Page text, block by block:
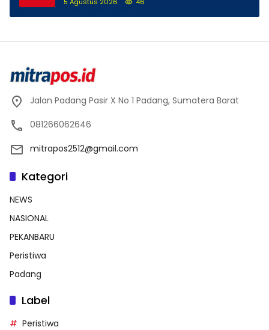
Jalan Padang Pasir X No 1 Padang, Sumatera Barat
081266062646
mitrapos2512@gmail.com
Kategori
NEWS
NASIONAL
PEKANBARU
Peristiwa
Padang
Label
Peristiwa